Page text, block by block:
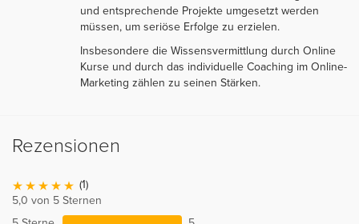
und entsprechende Projekte umgesetzt werden
müssen, um seriöse Erfolge zu erzielen.
Insbesondere die Wissensvermittlung durch Online
Kurse und durch das individuelle Coaching im Online-
Marketing zählen zu seinen Stärken.
Rezensionen
(1)
5,0 von 5 Sternen